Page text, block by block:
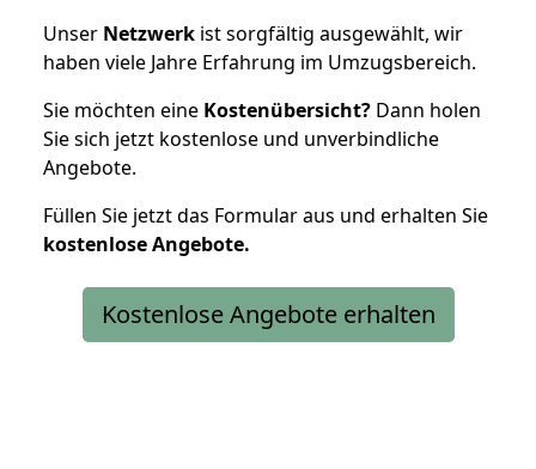
Unser Netzwerk ist sorgfältig ausgewählt, wir
haben viele Jahre Erfahrung im Umzugsbereich.
Sie möchten eine Kostenübersicht? Dann holen
Sie sich jetzt kostenlose und unverbindliche
Angebote.
Füllen Sie jetzt das Formular aus und erhalten Sie
kostenloseAngebote.
Kostenlose Angebote erhalten